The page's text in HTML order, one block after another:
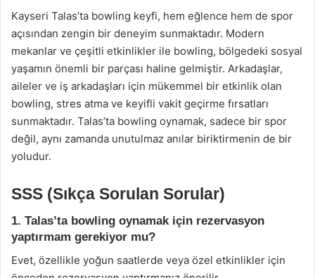
Kayseri Talas’ta bowling keyfi, hem eğlence hem de spor
açısından zengin bir deneyim sunmaktadır. Modern
mekanlar ve çeşitli etkinlikler ile bowling, bölgedeki sosyal
yaşamın önemli bir parçası haline gelmiştir. Arkadaşlar,
aileler ve iş arkadaşları için mükemmel bir etkinlik olan
bowling, stres atma ve keyifli vakit geçirme fırsatları
sunmaktadır. Talas’ta bowling oynamak, sadece bir spor
değil, aynı zamanda unutulmaz anılar biriktirmenin de bir
yoludur.
SSS (Sıkça Sorulan Sorular)
1. Talas’ta bowling oynamak için rezervasyon
yaptırmam gerekiyor mu?
Evet, özellikle yoğun saatlerde veya özel etkinlikler için